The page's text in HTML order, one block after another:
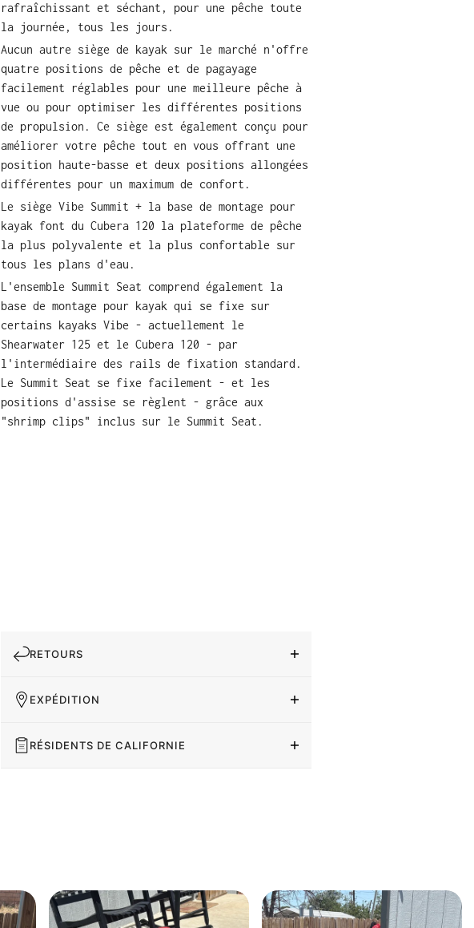
rafraîchissant et séchant, pour une pêche toute
la journée, tous les jours.
Aucun autre siège de kayak sur le marché n'offre
quatre positions de pêche et de pagayage
facilement réglables pour une meilleure pêche à
vue ou pour optimiser les différentes positions
de propulsion. Ce siège est également conçu pour
améliorer votre pêche tout en vous offrant une
position haute-basse et deux positions allongées
différentes pour un maximum de confort.
Le siège Vibe Summit + la base de montage pour
kayak font du Cubera 120 la plateforme de pêche
la plus polyvalente et la plus confortable sur
tous les plans d'eau.
L'ensemble Summit Seat comprend également la
base de montage pour kayak qui se fixe sur
certains kayaks Vibe - actuellement le
Shearwater 125 et le Cubera 120 - par
l'intermédiaire des rails de fixation standard.
Le Summit Seat se fixe facilement - et les
positions d'assise se règlent - grâce aux
"shrimp clips" inclus sur le Summit Seat.
RETOURS
EXPÉDITION
RÉSIDENTS DE CALIFORNIE